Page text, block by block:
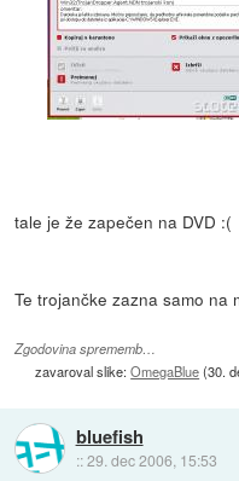
tale je že zapečen na DVD :(
Te trojančke zazna samo na
Zgodovina sprememb…
zavaroval slike:OmegaBlue(30.
bluefish
::29. dec 2006, 15:53